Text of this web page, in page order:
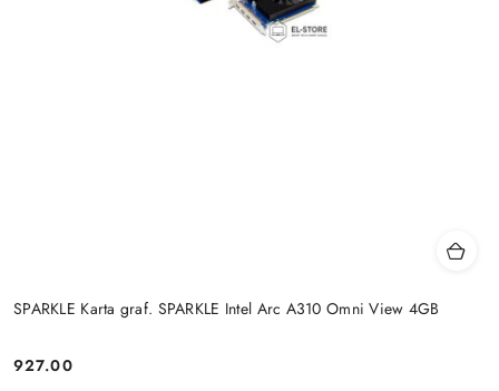
SPARKLE Karta graf. SPARKLE Intel Arc A310 Omni View 4GB
Cena:
927.00